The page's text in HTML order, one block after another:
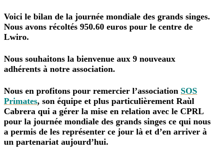
Voici le bilan de la journée mondiale des grands singes.
Nous avons récoltés 950.60 euros pour le centre de
Lwiro.
Nous souhaitons la bienvenue aux 9 nouveaux
adhérents à notre association.
Nous en profitons pour remercier l’association SOS
Primates, son équipe et plus particulièrement Raùl
Cabrera qui a gérer la mise en relation avec le CPRL
pour la journée mondiale des grands singes ce qui nous
a permis de les représenter ce jour là et d’en arriver à
un partenariat aujourd’hui.